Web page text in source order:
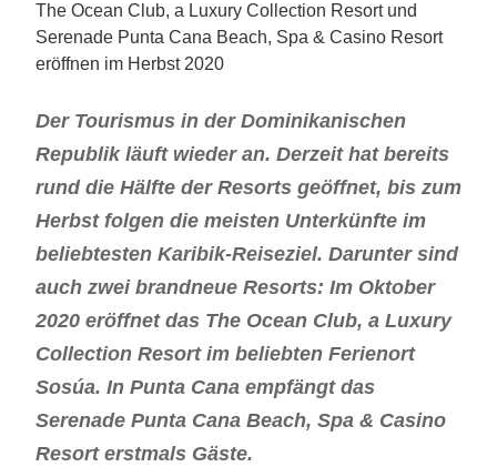
The Ocean Club, a Luxury Collection Resort und
Serenade Punta Cana Beach, Spa & Casino Resort
eröffnen im Herbst 2020
Der Tourismus in der Dominikanischen
Republik läuft wieder an. Derzeit hat bereits
rund die Hälfte der Resorts geöffnet, bis zum
Herbst folgen die meisten Unterkünfte im
beliebtesten Karibik-Reiseziel. Darunter sind
auch zwei brandneue Resorts: Im Oktober
2020 eröffnet das The Ocean Club, a Luxury
Collection Resort im beliebten Ferienort
Sosúa. In Punta Cana empfängt das
Serenade Punta Cana Beach, Spa & Casino
Resort erstmals Gäste.